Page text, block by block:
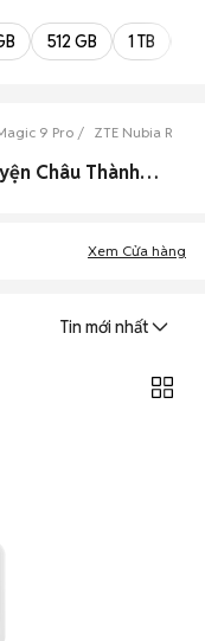
512 GB 1 TB
9 Pro ZTE Nubia
0 Zte Nubia Redmagic 9 Pro cũ Huyện Châu Thành, Sóc Trăng đẹp
Xem Cửa hàng
Tin mới nhất